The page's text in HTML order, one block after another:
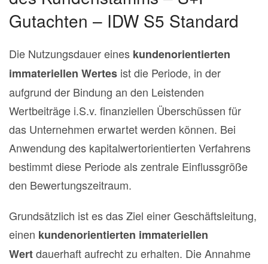
Gutachten – IDW S5 Standard
Die Nutzungsdauer eines kundenorientierten
immateriellen Wertes ist die Periode, in der
aufgrund der Bindung an den Leistenden
Wertbeiträge i.S.v. finanziellen Überschüssen für
das Unternehmen erwartet werden können. Bei
Anwendung des kapitalwertorientierten Verfahrens
bestimmt diese Periode als zentrale Einflussgröße
den Bewertungszeitraum.
Grundsätzlich ist es das Ziel einer Geschäftsleitung,
einen kundenorientierten immateriellen
Wertdauerhaft aufrecht zu erhalten. Die Annahme